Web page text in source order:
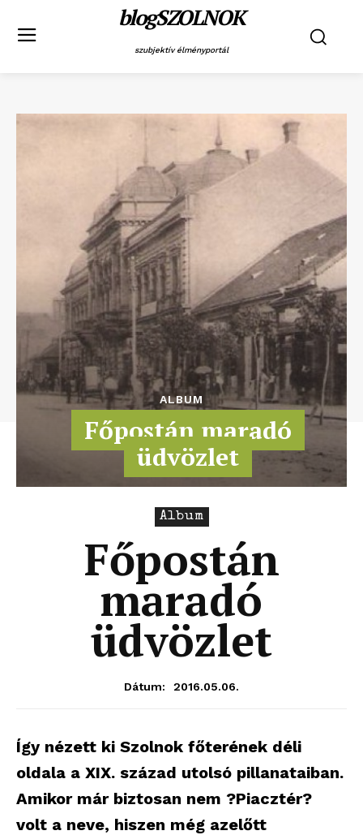
blogSZOLNOK
szubjektív élményportál
ALBUM
Főpostán maradó
üdvözlet
Album
Főpostán
maradó
üdvözlet
Dátum: 2016.05.06.
Így nézett ki Szolnok főterének déli
oldala a XIX. század utolsó pillanataiban.
Amikor már biztosan nem ?Piacztér?
volt a neve, hiszen még azelőtt